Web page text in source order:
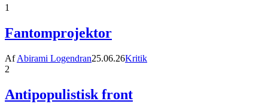
1
Fantomprojektor
AfAbirami Logendran25.06.26Kritik
2
Antipopulistisk front